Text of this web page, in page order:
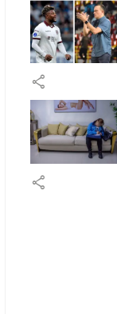
share
share